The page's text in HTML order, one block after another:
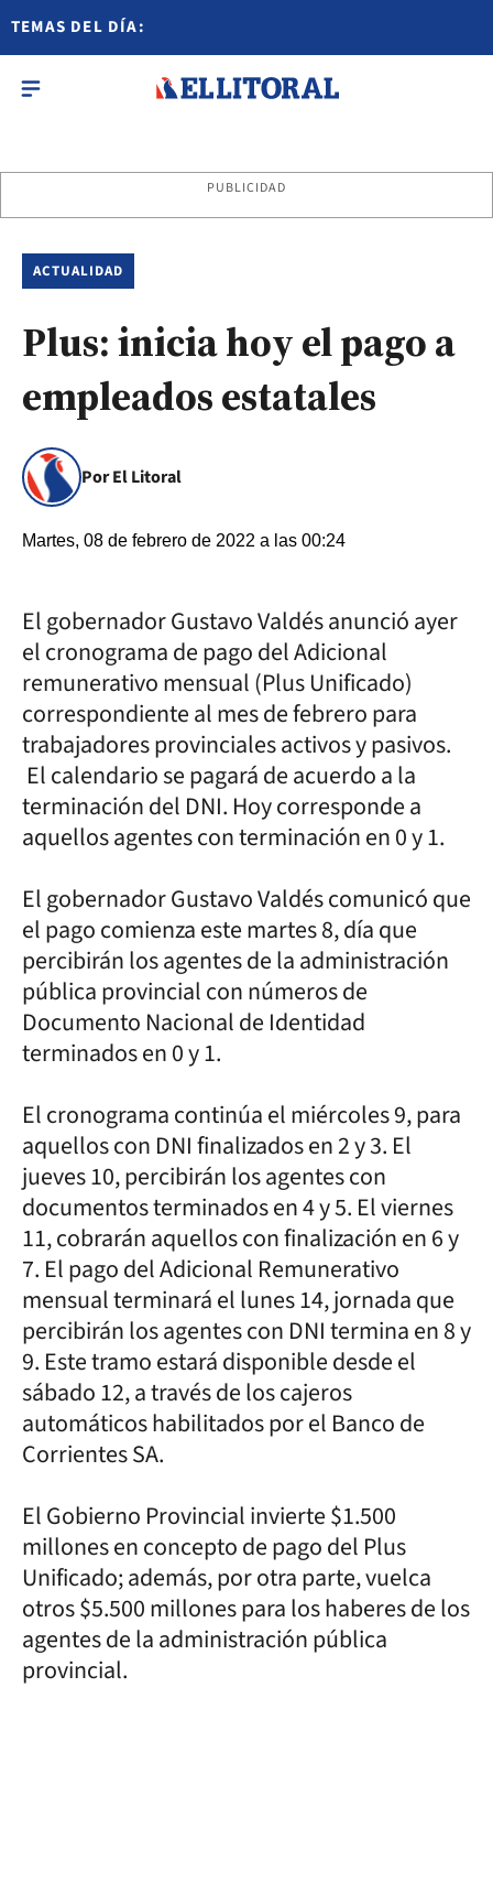
TEMAS DEL DÍA:
PUBLICIDAD
ACTUALIDAD
Plus: inicia hoy el pago a
empleados estatales
Por El Litoral
Martes, 08 de febrero de 2022 a las 00:24
El gobernador Gustavo Valdés anunció ayer
el cronograma de pago del Adicional
remunerativo mensual (Plus Unificado)
correspondiente al mes de febrero para
trabajadores provinciales activos y pasivos.
El calendario se pagará de acuerdo a la
terminación del DNI. Hoy corresponde a
aquellos agentes con terminación en 0 y 1.
El gobernador Gustavo Valdés comunicó que
el pago comienza este martes 8, día que
percibirán los agentes de la administración
pública provincial con números de
Documento Nacional de Identidad
terminados en 0 y 1.
El cronograma continúa el miércoles 9, para
aquellos con DNI finalizados en 2 y 3. El
jueves 10, percibirán los agentes con
documentos terminados en 4 y 5. El viernes
11, cobrarán aquellos con finalización en 6 y
7. El pago del Adicional Remunerativo
mensual terminará el lunes 14, jornada que
percibirán los agentes con DNI termina en 8 y
9. Este tramo estará disponible desde el
sábado 12, a través de los cajeros
automáticos habilitados por el Banco de
Corrientes SA.
El Gobierno Provincial invierte $1.500
millones en concepto de pago del Plus
Unificado; además, por otra parte, vuelca
otros $5.500 millones para los haberes de los
agentes de la administración pública
provincial.